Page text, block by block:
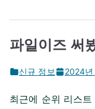
파일이즈 써
신규 정보 2024
최근에 순위 리스